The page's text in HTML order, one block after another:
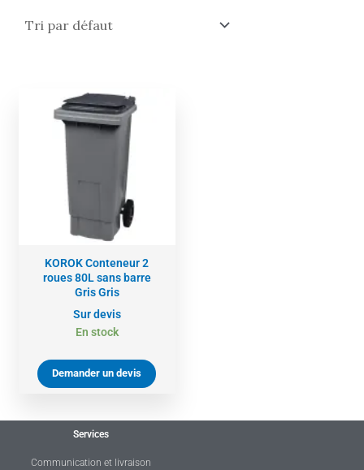
KOROK Conteneur 2
roues 80L sans barre
Gris Gris
Sur devis
En stock
Demander un devis
Services
Communication et livraison